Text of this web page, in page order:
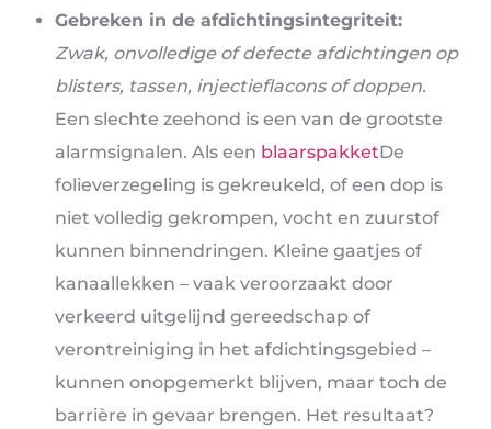
Gebreken in de afdichtingsintegriteit:
Zwak, onvolledige of defecte afdichtingen op
blisters, tassen, injectieflacons of doppen.
Een slechte zeehond is een van de grootste
alarmsignalen. Als een blaarspakketDe
folieverzegeling is gekreukeld, of een dop is
niet volledig gekrompen, vocht en zuurstof
kunnen binnendringen. Kleine gaatjes of
kanaallekken – vaak veroorzaakt door
verkeerd uitgelijnd gereedschap of
verontreiniging in het afdichtingsgebied –
kunnen onopgemerkt blijven, maar toch de
barrière in gevaar brengen. Het resultaat?